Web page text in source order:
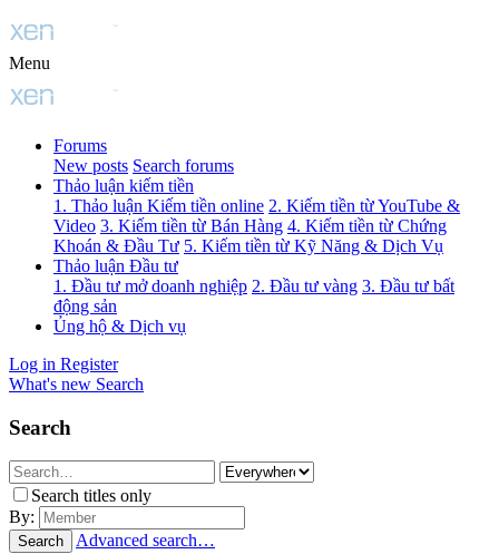
Menu
Forums
New posts Search forums
Thảo luận kiếm tiền
1. Thảo luận Kiếm tiền online 2. Kiếm tiền từ YouTube &
Video 3. Kiếm tiền từ Bán Hàng 4. Kiếm tiền từ Chứng
Khoán & Đầu Tư 5. Kiếm tiền từ Kỹ Năng & Dịch Vụ
Thảo luận Đầu tư
1. Đầu tư mở doanh nghiệp 2. Đầu tư vàng 3. Đầu tư bất
động sản
Ủng hộ & Dịch vụ
Log in Register
What's new Search
Search
Search titles only
By:
Search Advanced search…